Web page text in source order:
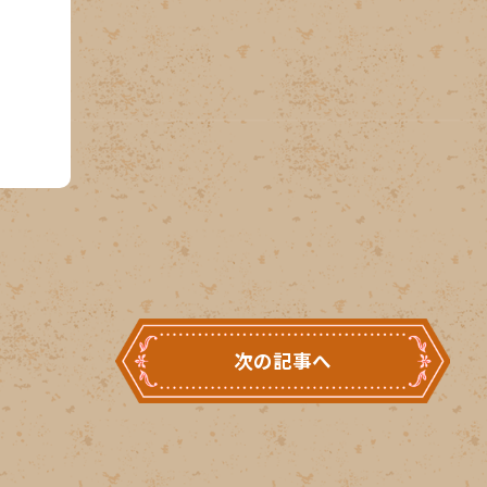
次の記事へ